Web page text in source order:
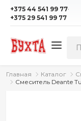
+375 44 541 99 77·
+375 29 541 99 77
Главная Каталог
Смеситель Deante